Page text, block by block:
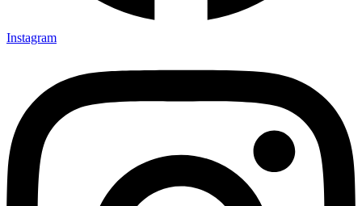
Instagram